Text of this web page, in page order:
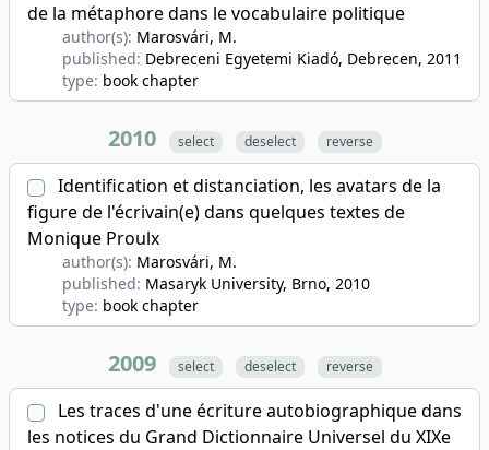
de la métaphore dans le vocabulaire politique
author(s): Marosvári, M.
published: Debreceni Egyetemi Kiadó, Debrecen, 2011
type: book chapter
2010 select deselect reverse
Identification et distanciation, les avatars de la
figure de l'écrivain(e) dans quelques textes de
Monique Proulx
author(s): Marosvári, M.
published: Masaryk University, Brno, 2010
type: book chapter
2009 select deselect reverse
Les traces d'une écriture autobiographique dans
les notices du Grand Dictionnaire Universel du XIXe